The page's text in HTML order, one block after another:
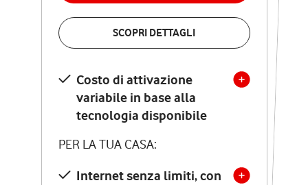
SCOPRI DETTAGLI
Costo di attivazione
variabile in base alla
tecnologia disponibile
PER LA TUA CASA:
Internet senza limiti, con
VERIFICA LA COPERTURA
Costo di attivazione
variabile in base alla
tecnologia disponibile
PER LA TUA CASA:
Internet senza limiti, con
la migliore tecnologia